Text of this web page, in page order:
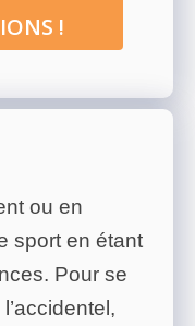
!
ou en
sport en étant
Pour se